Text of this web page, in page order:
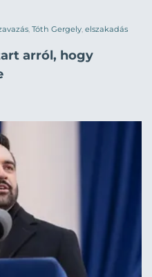
, Tóth Gergely, elszakadás
arról, hogy